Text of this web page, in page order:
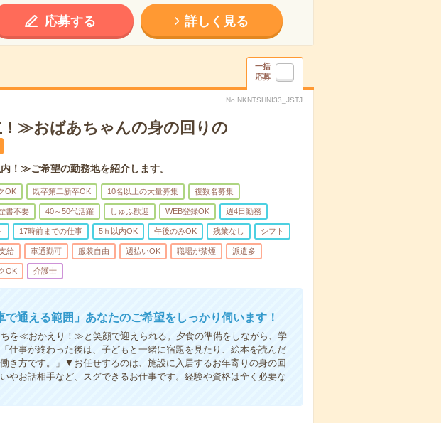
応募する 詳しく見る
一括
応募
No.NKNTSHNI33_JSTJ
≫おばあちゃんの身の回りの
！≫ご希望の勤務地を紹介します。
OK 既卒第二新卒OK 10名以上の大量募集 複数名募集
書不要 40～50代活躍 しゅふ歓迎 WEB登録OK 週4日勤務
17時前までの仕事 5ｈ以内OK 午後のみOK 残業なし シフト
給 車通勤可 服装自由 週払いOK 職場が禁煙 派遣多
OK 介護士
で通える範囲」あなたのご希望をしっかり伺います！
を≪おかえり！≫と笑顔で迎えられる。夕食の準備をしながら、学
仕事が終わった後は、子どもと一緒に宿題を見たり、絵本を読んだ
き方です。」▼お任せするのは、施設に入居するお年寄りの身の回
やお話相手など、スグできるお仕事です。経験や資格は全く必要な